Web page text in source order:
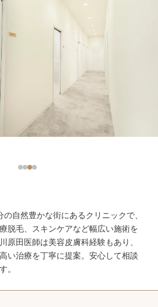
自然豊かな街にあるクリニックで、
脱毛、スキンケアなど幅広い施術を
原田医師は美容皮膚科経験もあり、
い治療を丁寧に提案。安心して相談
。